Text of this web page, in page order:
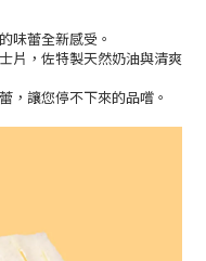
味蕾全新感受。
片，佐特製天然奶油與清爽
，讓您停不下來的品嚐。